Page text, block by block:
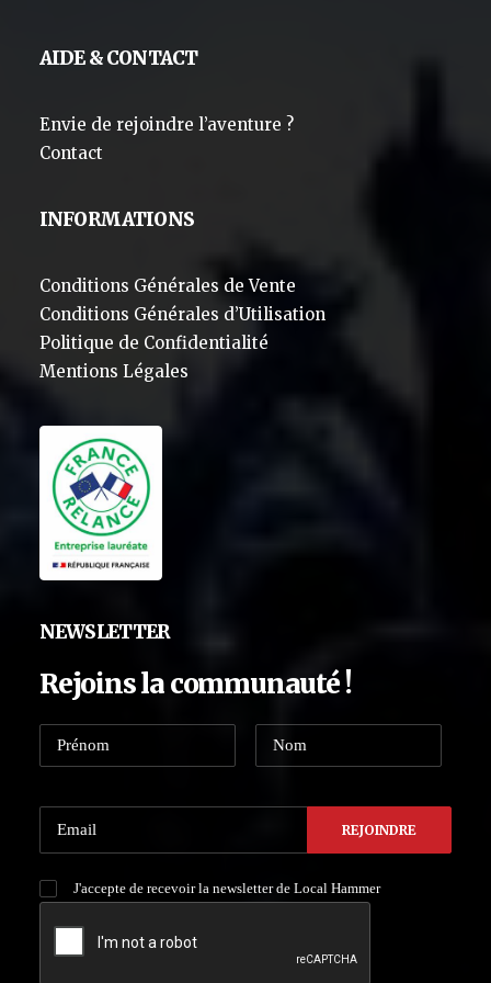
AIDE & CONTACT
Envie de rejoindre l’aventure ?
Contact
INFORMATIONS
Conditions Générales de Vente
Conditions Générales d’Utilisation
Politique de Confidentialité
Mentions Légales
NEWSLETTER
Rejoins la communauté !
J'accepte de recevoir la newsletter de Local Hammer